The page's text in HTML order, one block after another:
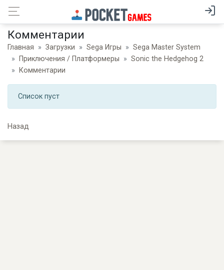
Комментарии
Главная Загрузки Sega Игры
Sega Master System
Приключения / Платформеры
Sonic the Hedgehog 2
Комментарии
Список пуст
Назад